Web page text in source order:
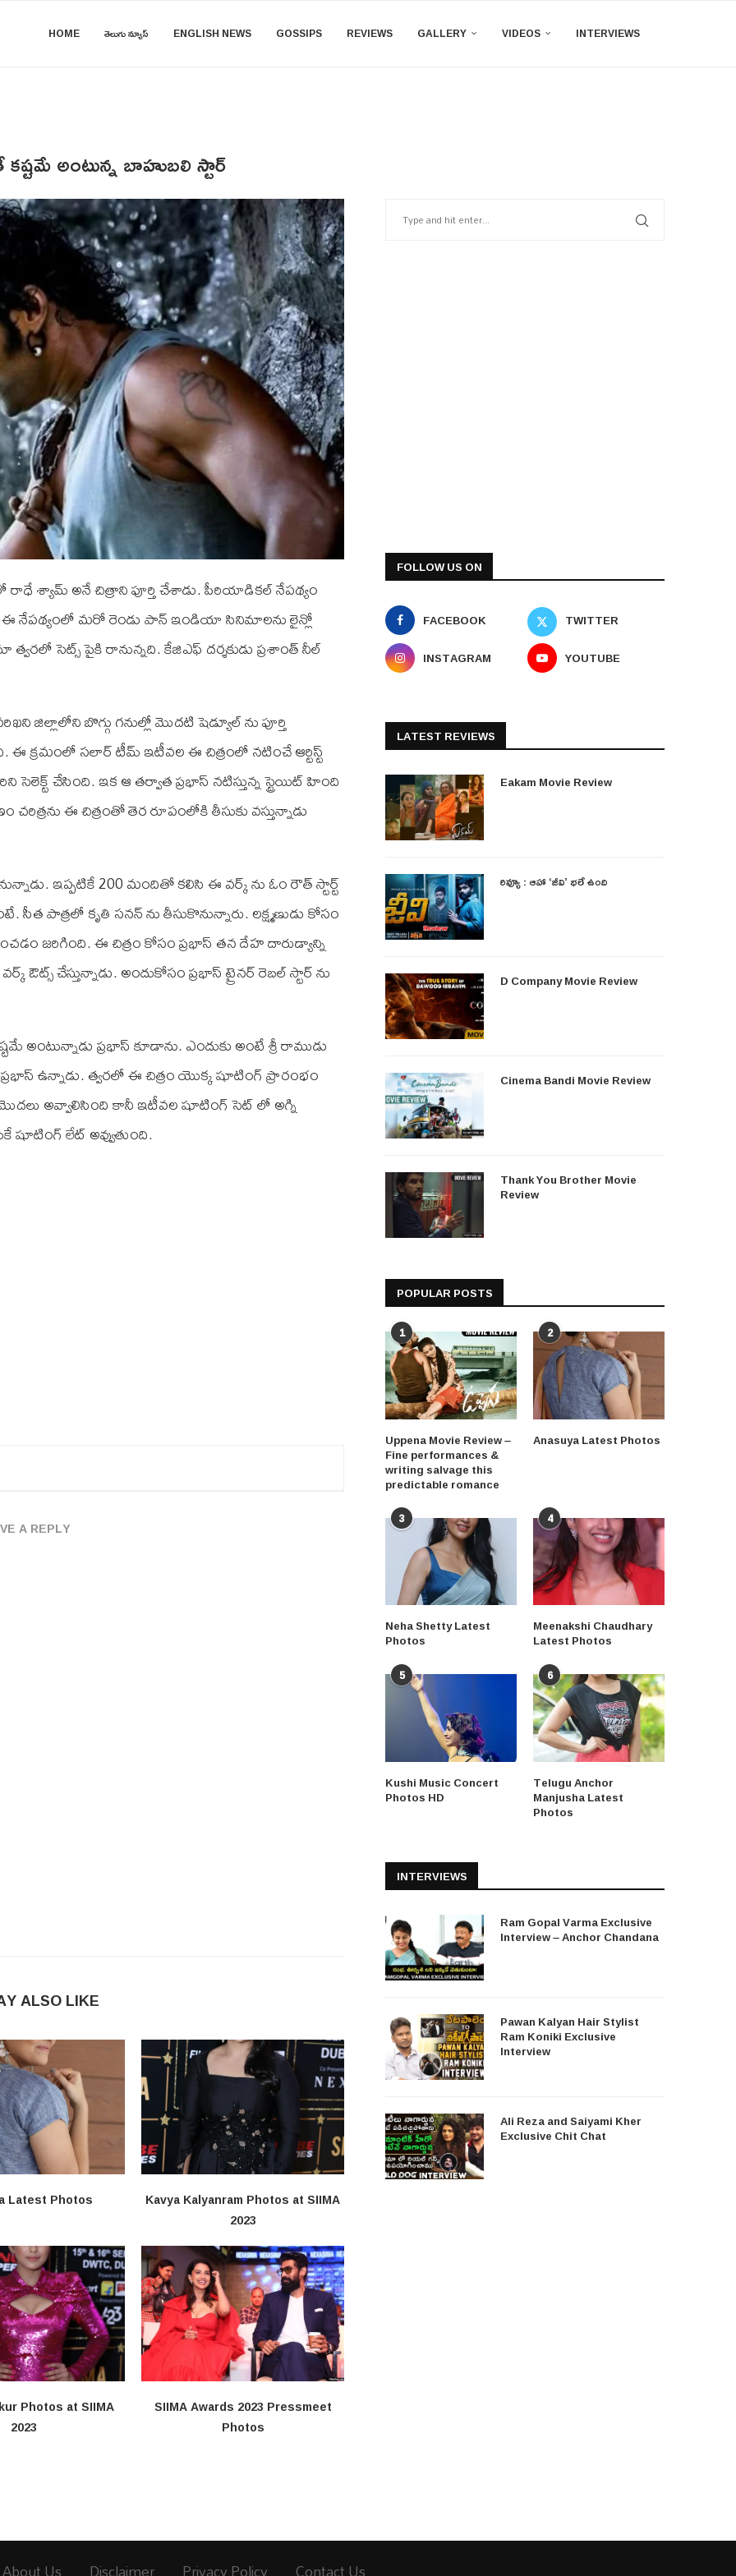
HOME తెలుగు న్యూస్ ENGLISH NEWS GOSSIPS REVIEWS GALLERY VIDEOS INTERVIEWS
అంటున్న బాహుబలి స్టార్
రాధే శ్యామ్ అనే చిత్రాని పూర్తి చేశాడు. పీరియాడికల్ నేపథ్యం
నేపథ్యంలో మరో రెండు పాన్ ఇండియా సినిమాలను లైన్లో
సెట్స్ పైకి రానున్నది. కే‌జి‌ఎఫ్ దర్శకుడు ప్రశాంత్ నీల్
బొగ్గు గనుల్లో మొదటి షెడ్యూల్ ను పూర్తి
ఈ క్రమంలో సలార్ టీమ్ ఇటీవల ఈ చిత్రంలో నటించే ఆర్టిస్ట్
సెలెక్ట్ చేసింది. ఇక ఆ తర్వాత ప్రభాస్ నటిస్తున్న స్ట్రెయిట్ హింది
ఈ చిత్రంతో తెర రూపంలోకి తీసుకు వస్తున్నాడు
ఇప్పటికే 200 మందితో కలిసి ఈ వర్క్ ను ఓం రౌత్ స్టార్ట్
పాత్రలో కృతి సనన్ ను తీసుకొనున్నారు. లక్ష్మణుడు కోసం
జరిగింది. ఈ చిత్రం కోసం ప్రభాస్ తన దేహ దారుడ్యాన్ని
ఔట్స్ చేస్తున్నాడు. అందుకోసం ప్రభాస్ ట్రైనర్ రెబల్ స్టార్ ను
అంటున్నాడు ప్రభాస్ కూడాను. ఎందుకు అంటే శ్రీ రాముడు
ఉన్నాడు. త్వరలో ఈ చిత్రం యొక్క షూటింగ్ ప్రారంభం
అవ్వాలిసింది కానీ ఇటీవల షూటింగ్ సెట్ లో అగ్ని
లేట్ అవ్వుతుంది.
A REPLY
ALSO LIKE
Latest Photos
Kavya Kalyanram Photos at SIIMA
2023
Photos at SIIMA
2023
SIIMA Awards 2023 Pressmeet
Photos
FOLLOW US ON
FACEBOOK
TWITTER
INSTAGRAM
YOUTUBE
LATEST REVIEWS
Eakam Movie Review
రివ్యూ : ఆహా ‘జీవి’ భలే ఉంది
D Company Movie Review
Cinema Bandi Movie Review
Thank You Brother Movie
Review
POPULAR POSTS
1
Uppena Movie Review –
Fine performances &
writing salvage this
predictable romance
2
Anasuya Latest Photos
3
Neha Shetty Latest
Photos
4
Meenakshi Chaudhary
Latest Photos
5
Kushi Music Concert
Photos HD
6
Telugu Anchor
Manjusha Latest
Photos
INTERVIEWS
Ram Gopal Varma Exclusive
Interview – Anchor Chandana
Pawan Kalyan Hair Stylist
Ram Koniki Exclusive
Interview
Ali Reza and Saiyami Kher
Exclusive Chit Chat